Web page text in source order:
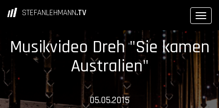
STEFANLEHMANN.TV
Musikvideo Dreh "Sie kamen
Australien"
05.05.2015